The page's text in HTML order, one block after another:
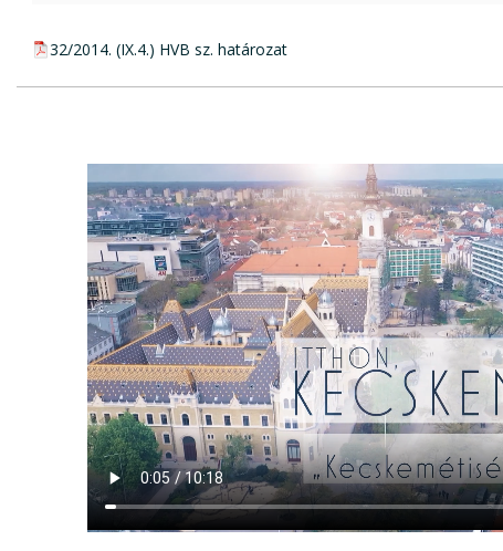
pdf csatolmány:
32/2014. (IX.4.) HVB sz. határozat